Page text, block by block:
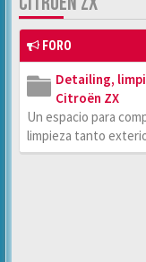
FORO
Detailing,
Citroën ZX
Un espacio para
limpieza tanto